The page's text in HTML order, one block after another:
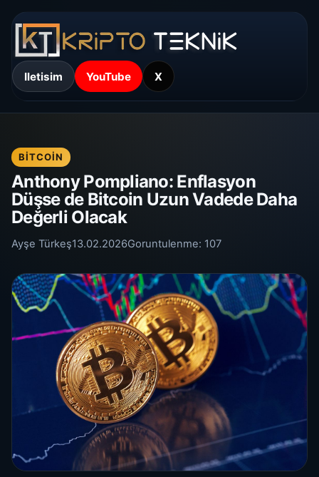
Iletisim YouTube X
BITCOIN
Anthony Pompliano: Enflasyon
Düşse de Bitcoin Uzun Vadede Daha
Değerli Olacak
Ayşe Türkeş13.02.2026Goruntulenme: 107